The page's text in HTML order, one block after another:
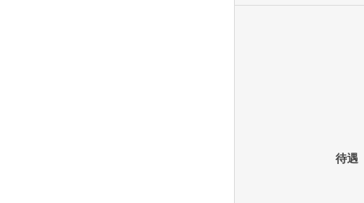
待遇